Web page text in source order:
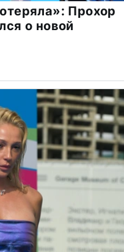
Прохор
о новой